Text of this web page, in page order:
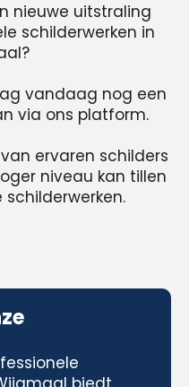
nieuwe uitstraling
schilderwerken in
vandaag nog een
via ons platform.
ervaren schilders
niveau kan tillen